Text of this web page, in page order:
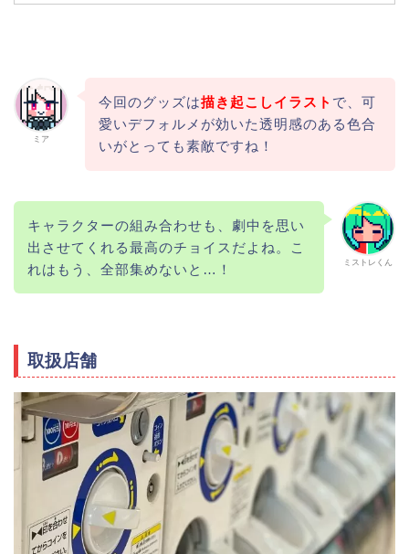
ミア
今回のグッズは描き起こしイラスト で、可
愛いデフォルメが効いた透明感のある色合
いがとっても素敵ですね！
ミストレくん
キャラクターの組み合わせも、劇中を思い
出させてくれる最高のチョイスだよね。こ
れはもう、全部集めないと…！
取扱店舗